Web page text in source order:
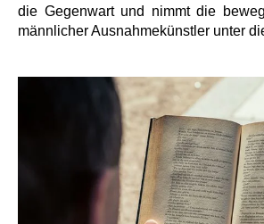
die Gegenwart und nimmt die
männlicher Ausnahmekünstler unter